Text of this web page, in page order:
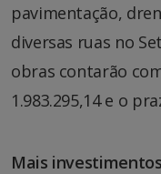
pavimentação,
diversas ruas no
obras contarão
1.983.295,14 e o
Mais investimentos